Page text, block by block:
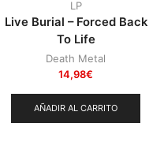
LP
Live Burial – Forced Back
To Life
Death Metal
14,98€
AÑADIR AL CARRITO